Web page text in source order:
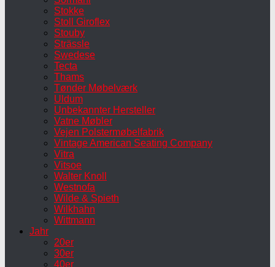
Stokke
Stoll Giroflex
Stouby
Strässle
Swedese
Tecta
Thams
Tønder Møbelværk
Uldum
Unbekannter Hersteller
Vatne Møbler
Vejen Polstermøbelfabrik
Vintage American Seating Company
Vitra
Vitsoe
Walter Knoll
Westnofa
Wilde & Spieth
Wilkhahn
Wittmann
Jahr
20er
30er
40er